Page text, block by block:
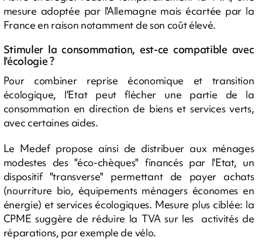
mesure adoptée par l'Allemagne mais écartée par la
France en raison notamment de son coût élevé.
Stimuler la consommation, est-ce compatible avec
l'écologie ?
Pour combiner reprise économique et transition
écologique, l'Etat peut flécher une partie de la
consommation en direction de biens et services verts,
avec certaines aides.
Le Medef propose ainsi de distribuer aux ménages
modestes des "éco-chèques" financés par l'Etat, un
dispositif "transverse" permettant de payer achats
(nourriture bio, équipements ménagers économes en
énergie) et services écologiques. Mesure plus ciblée: la
CPME suggère de réduire la TVA sur les activités de
réparations, par exemple de vélo.